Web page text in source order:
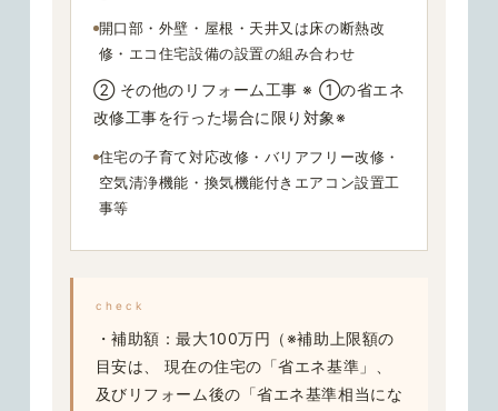
開口部・外壁・屋根・天井又は床の断熱改
修・エコ住宅設備の設置の組み合わせ
② その他のリフォーム工事 ※ ①の省エネ
改修工事を行った場合に限り対象※
住宅の子育て対応改修・バリアフリー改修・
空気清浄機能・換気機能付きエアコン設置工
事等
check
・補助額 ：最大100万円（※補助上限額の
目安は、 現在の住宅の 「省エネ基準」
及び リフォーム後の「省エネ基準相当にな